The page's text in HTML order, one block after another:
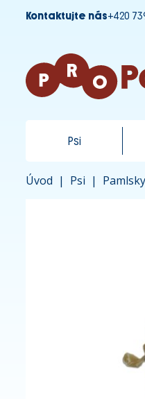
Kontaktujte nás+420
Psi
Úvod | Psi | Pamlsky